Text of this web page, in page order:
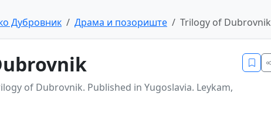
Дубровник Драма и позориште Trilogy of Dubrovnik
of Dubrovnik. Published in Yugoslavia. Leykam,